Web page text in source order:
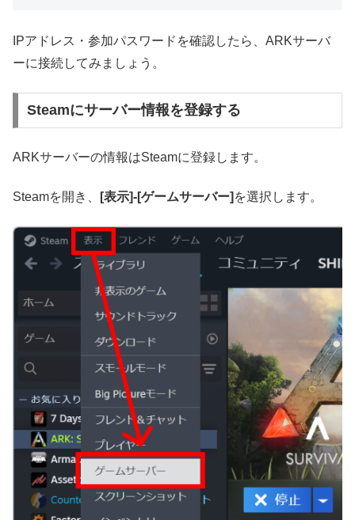
IPアドレス・参加パスワードを確認したら、ARKサーバ
ーに接続してみましょう。
Steamにサーバー情報を登録する
ARKサーバーの情報はSteamに登録します。
Steamを開き、 [表示]-[ゲームサーバー] を選択します。